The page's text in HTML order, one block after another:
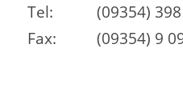
Tel:
(09354) 398
Fax:
(09354) 9